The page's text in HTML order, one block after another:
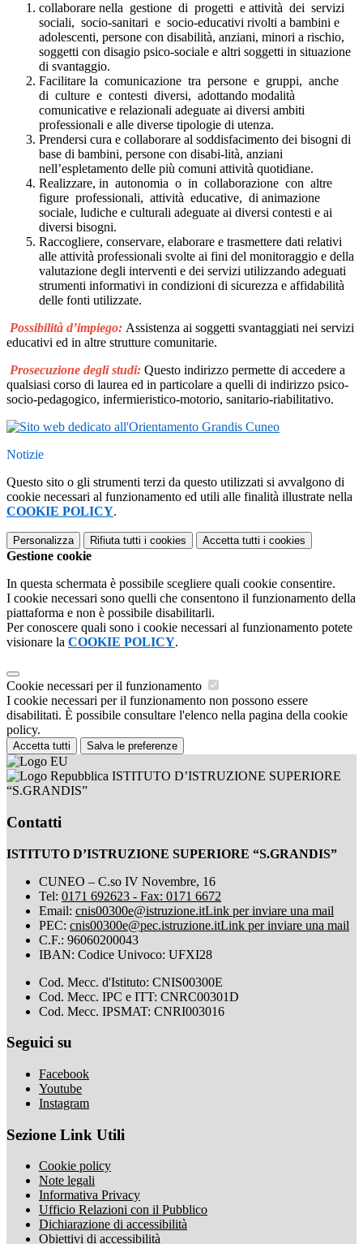
collaborare nella gestione di progetti e attività dei servizi
sociali, socio-sanitari e socio-educativi rivolti a bambini e
adolescenti, persone con disabilità, anziani, minori a rischio,
soggetti con disagio psico-sociale e altri soggetti in situazione
di svantaggio.
Facilitare la comunicazione tra persone e gruppi, anche
di culture e contesti diversi, adottando modalità
comunicative e relazionali adeguate ai diversi ambiti
professionali e alle diverse tipologie di utenza.
Prendersi cura e collaborare al soddisfacimento dei bisogni di
base di bambini, persone con disabi-lità, anziani
nell’espletamento delle più comuni attività quotidiane.
Realizzare, in autonomia o in collaborazione con altre
figure professionali, attività educative, di animazione
sociale, ludiche e culturali adeguate ai diversi contesti e ai
diversi bisogni.
Raccogliere, conservare, elaborare e trasmettere dati relativi
alle attività professionali svolte ai fini del monitoraggio e della
valutazione degli interventi e dei servizi utilizzando adeguati
strumenti informativi in condizioni di sicurezza e affidabilità
delle fonti utilizzate.
Possibilità d’impiego: Assistenza ai soggetti svantaggiati nei servizi
educativi ed in altre strutture comunitarie.
Prosecuzione degli studi: Questo indirizzo permette di accedere a
qualsiasi corso di laurea ed in particolare a quelli di indirizzo psico-
socio-pedagogico, infermieristico-motorio, sanitario-riabilitativo.
Notizie
Questo sito o gli strumenti terzi da questo utilizzati si avvalgono di
cookie necessari al funzionamento ed utili alle finalità illustrate nella
COOKIE POLICY.
Personalizza Rifiuta tutti i cookies Accetta tutti i cookies
Gestione cookie
In questa schermata è possibile scegliere quali cookie consentire.
I cookie necessari sono quelli che consentono il funzionamento della
piattaforma e non è possibile disabilitarli.
Per conoscere quali sono i cookie necessari al funzionamento potete
visionare la COOKIE POLICY.
Cookie necessari per il funzionamento
I cookie necessari per il funzionamento non possono essere
disabilitati. È possibile consultare l'elenco nella pagina della cookie
policy.
Accetta tutti Salva le preferenze
ISTITUTO D’ISTRUZIONE SUPERIORE
“S.GRANDIS”
Contatti
ISTITUTO D’ISTRUZIONE SUPERIORE “S.GRANDIS”
CUNEO – C.so IV Novembre, 16
Tel: 0171 692623 - Fax: 0171 6672
Email: cnis00300e@istruzione.itLink per inviare una mail
PEC: cnis00300e@pec.istruzione.itLink per inviare una mail
C.F.: 96060200043
IBAN: Codice Univoco: UFXI28
Cod. Mecc. d'Istituto: CNIS00300E
Cod. Mecc. IPC e ITT: CNRC00301D
Cod. Mecc. IPSMAT: CNRI003016
Seguici su
Facebook
Youtube
Instagram
Sezione Link Utili
Cookie policy
Note legali
Informativa Privacy
Ufficio Relazioni con il Pubblico
Dichiarazione di accessibilità
Obiettivi di accessibilità